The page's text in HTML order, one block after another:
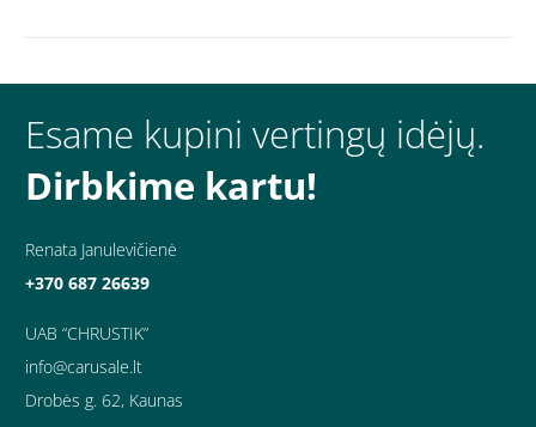
Esame kupini vertingų idėjų.
Dirbkime kartu!
Renata Janulevičienė
+370 687 26639
UAB “CHRUSTIK”
info@carusale.lt
Drobės g. 62, Kaunas